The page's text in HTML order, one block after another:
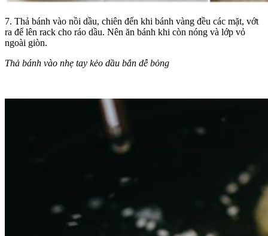
7. Thả bánh vào nồi dầu, chiên đến khi bánh vàng đều các mặt, vớt
ra để lên rack cho ráo dầu. Nên ăn bánh khi còn nóng và lớp vỏ
ngoài giòn.
Thả bánh vào nhẹ tay kẻo dầu bắn dễ bỏng